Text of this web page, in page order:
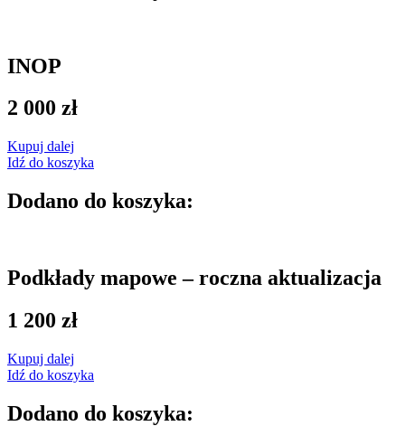
INOP
2 000 zł
Kupuj dalej
Idź do koszyka
Dodano do koszyka:
Podkłady mapowe – roczna aktualizacja
1 200 zł
Kupuj dalej
Idź do koszyka
Dodano do koszyka: